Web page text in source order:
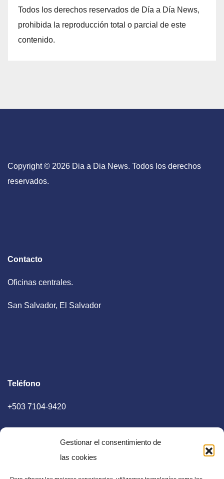
Gestionar el consentimiento de
las cookies
Todos los derechos reservados de Día a Día News,
prohibida la reproducción total o parcial de este
contenido.
Copyright © 2026 Dia a Dia News. Todos los derechos
reservados.
Contacto
Oficinas centrales.
San Salvador, El Salvador
Teléfono
+503 7104-9420